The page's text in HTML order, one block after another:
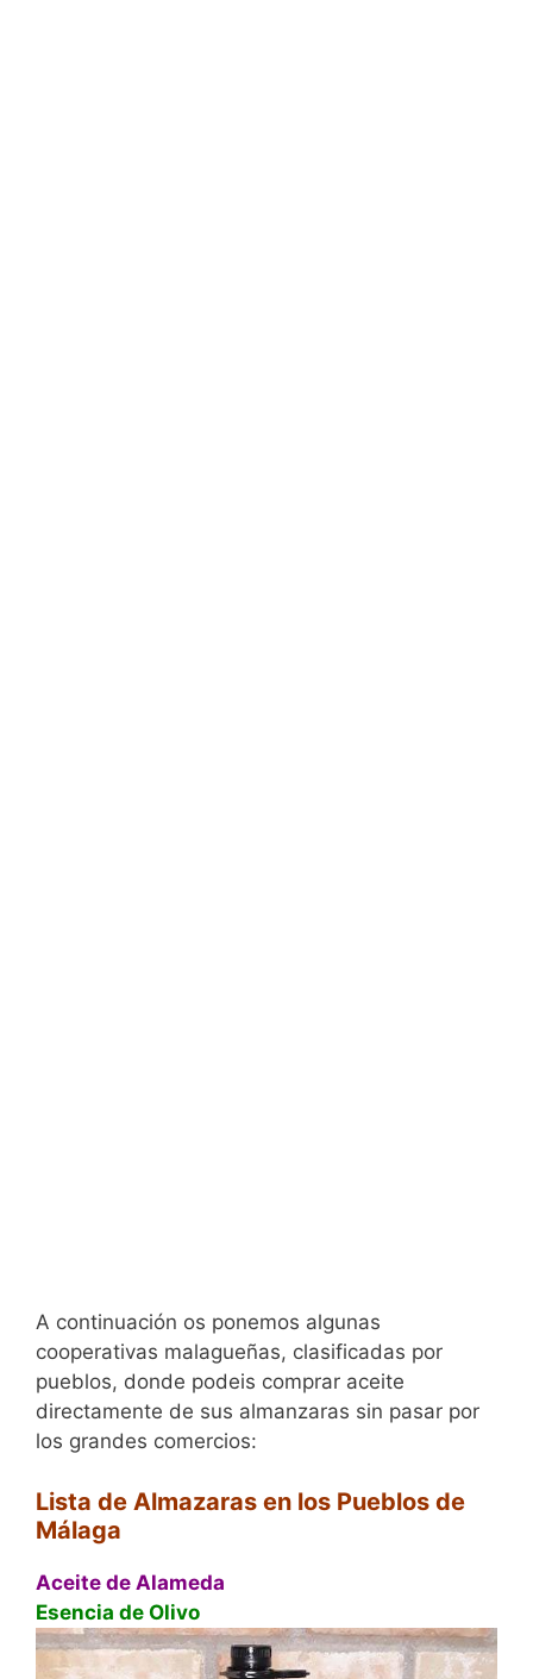
A continuación os ponemos algunas
cooperativas malagueñas, clasificadas por
pueblos, donde podeis comprar aceite
directamente de sus almanzaras sin pasar por
los grandes comercios:
Lista de Almazaras en los Pueblos de
Málaga
Aceite de Alameda
Esencia de Olivo